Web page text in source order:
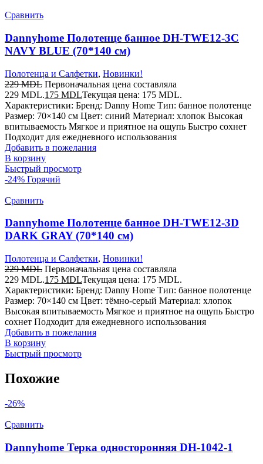
Сравнить
Dannyhome Полотенце банное DH-TWE12-3C
NAVY BLUE (70*140 см)
Полотенца и Салфетки, Новинки!
229MDL Первоначальная цена составляла
229 MDL.175 MDLТекущая цена: 175 MDL.
Характеристики: Бренд: Danny Home Тип: банное полотенце
Размер: 70×140 см Цвет: синий Материал: хлопок Высокая
впитываемость Мягкое и приятное на ощупь Быстро сохнет
Подходит для ежедневного использования
Добавить в пожелания
В корзину
Быстрый просмотр
-24% Горячий
Сравнить
Dannyhome Полотенце банное DH-TWE12-3D
DARK GRAY (70*140 см)
Полотенца и Салфетки, Новинки!
229MDL Первоначальная цена составляла
229 MDL.175 MDLТекущая цена: 175 MDL.
Характеристики: Бренд: Danny Home Тип: банное полотенце
Размер: 70×140 см Цвет: тёмно-серый Материал: хлопок
Высокая впитываемость Мягкое и приятное на ощупь Быстро
сохнет Подходит для ежедневного использования
Добавить в пожелания
В корзину
Быстрый просмотр
Похожие
-26%
Сравнить
Dannyhome Терка односторонняя DH-1042-1